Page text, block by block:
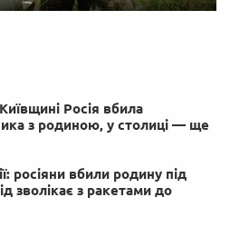
Росія вбила
з родиною, у столиці — ще
росіяни вбили родину під
зволікає з ракетами до